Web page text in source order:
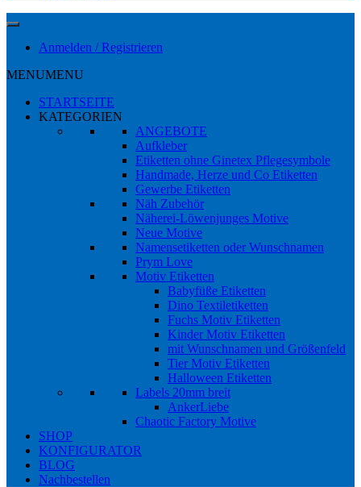
Anmelden / Registrieren
MENUMENU
STARTSEITE
KATEGORIEN
ANGEBOTE
Aufkleber
Etiketten ohne Ginetex Pflegesymbole
Handmade, Herze und Co Etiketten
Gewerbe Etiketten
Näh Zubehör
Näherei-Löwenjunges Motive
Neue Motive
Namensetiketten oder Wunschnamen
Prym Love
Motiv Etiketten
Babyfüße Etiketten
Dino Textiletiketten
Fuchs Motiv Etiketten
Kinder Motiv Etiketten
mit Wunschnamen und Größenfeld
Tier Motiv Etiketten
Halloween Etiketten
Labels 20mm breit
AnkerLiebe
Chaotic Factory Motive
SHOP
KONFIGURATOR
BLOG
Nachbestellen